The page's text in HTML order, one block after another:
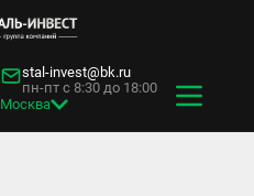
stal-invest@bk.ru
пн-пт с 8:30 до 18:00
Москва